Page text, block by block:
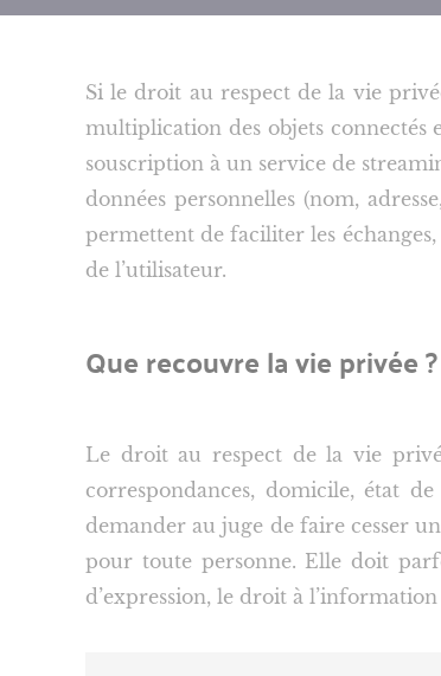
Si le droit au respect de la vie
multiplication des objets connectés
souscription à un service de
données personnelles (nom,
permettent de faciliter les
de l’utilisateur.
Que recouvre la vie privée ?
Le droit au respect de la vie
correspondances, domicile, état
demander au juge de faire cesser
pour toute personne. Elle doit
d’expression, le droit à